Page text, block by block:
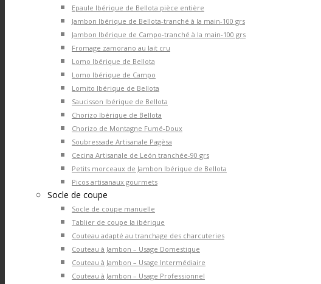
Epaule Ibérique de Bellota pièce entière
Jambon Ibérique de Bellota-tranché à la main-100 grs
Jambon Ibérique de Campo-tranché à la main-100 grs
Fromage zamorano au lait cru
Lomo Ibérique de Bellota
Lomo Ibérique de Campo
Lomito Ibérique de Bellota
Saucisson Ibérique de Bellota
Chorizo Ibérique de Bellota
Chorizo de Montagne Fumé-Doux
Soubressade Artisanale Pagèsa
Cecina Artisanale de León tranchée-90 grs
Petits morceaux de Jambon Ibérique de Bellota
Picos artisanaux gourmets
Socle de coupe
Socle de coupe manuelle
Tablier de coupe la ibérique
Couteau adapté au tranchage des charcuteries
Couteau à Jambon – Usage Domestique
Couteau à Jambon – Usage Intermédiaire
Couteau à Jambon – Usage Professionnel